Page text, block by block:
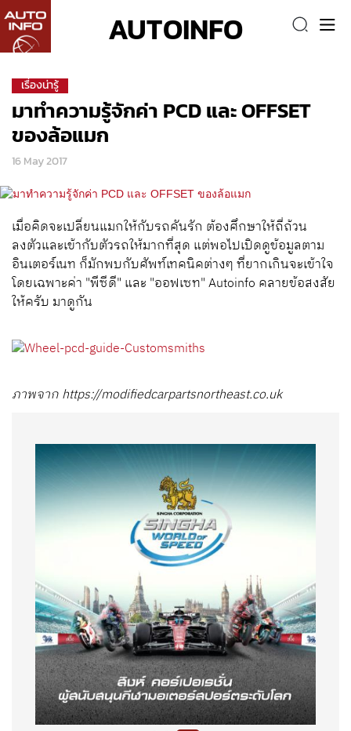
AUTOINFO
เรื่องน่ารู้
มาทำความรู้จักค่า PCD และ OFFSET
ของล้อแมก
16 May 2017
เมื่อคิดจะเปลี่ยนแมกให้กับรถคันรัก ต้องศึกษาให้ถี่ถ้วน
ลงตัวและเข้ากับตัวรถให้มากที่สุด แต่พอไปเปิดดูข้อมูลตาม
อินเตอร์เนท ก็มักพบกับศัพท์เทคนิคต่างๆ ที่ยากเกินจะเข้าใจ
โดยเฉพาะค่า "พีซีดี" และ "ออฟเซท" Autoinfo คลายข้อสงสัย
ให้ครับ มาดูกัน
ภาพจาก https://modifiedcarpartsnortheast.co.uk